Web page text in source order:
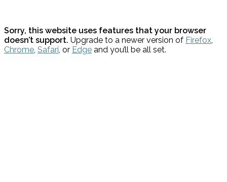
Sorry, this website uses features that your browser
doesn’t support. Upgrade to a newer version of Firefox,
Chrome, Safari, or Edge and you’ll be all set.